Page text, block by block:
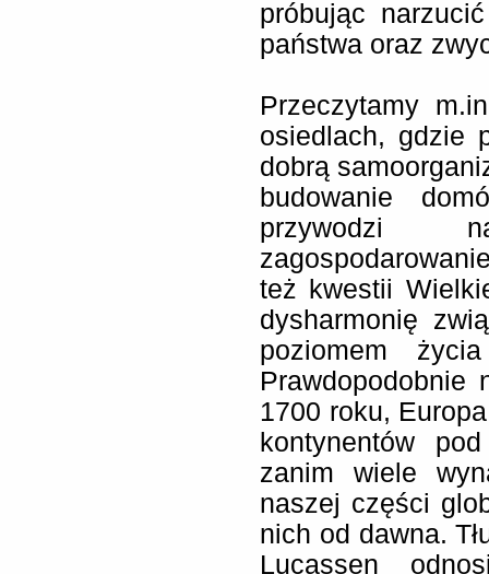
próbując
państwa oraz
Przeczytamy
osiedlach, gdzie
dobrą
budowanie
przywodzi
też kwestii
dysharmonię
poziomem
Prawdopodobnie
1700 roku,
kontynentów
zanim wiele
naszej części
nich od dawna.
Lucassen